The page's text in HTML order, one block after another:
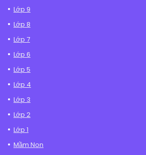
Lớp 9
Lớp 8
Lớp 7
Lớp 6
Lớp 5
Lớp 4
Lớp 3
Lớp 2
Lớp 1
Mầm Non